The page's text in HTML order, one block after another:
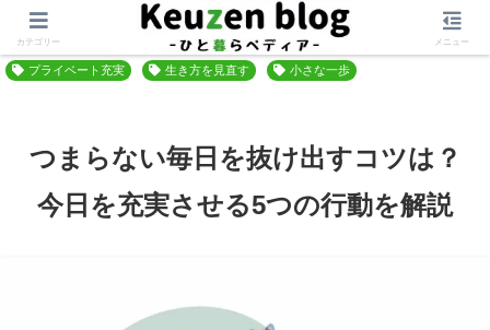
ホーム 自分軸を作る マインドセット
プライベート充実 生き方を見直す 小さな一歩
つまらない毎日を抜け出すコツは？
今日を充実させる5つの行動を解説
カテゴリー メニュー